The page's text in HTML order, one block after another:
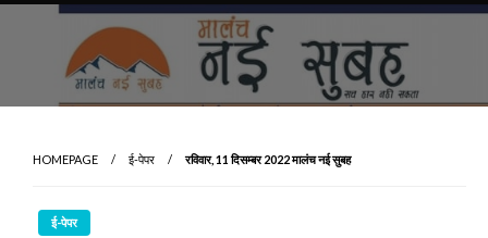
मालंच नई सुबह
सच हार नही सकता
HOMEPAGE ई-पेपर रविवार, 11 दिसम्बर 2022 मालंच नई सुबह
ई-पेपर